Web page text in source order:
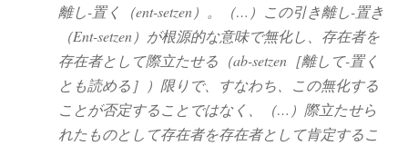
離し-置く（ent-setzen）。（…）この引き離し-置き
（Ent-setzen）が根源的な意味で無化し、存在者を
存在者として際立たせる（ab-setzen［離して-置く
とも読める］）限りで、すなわち、この無化する
ことが否定することではなく、（…）際立たせら
れたものとして存在者を存在者として肯定するこ